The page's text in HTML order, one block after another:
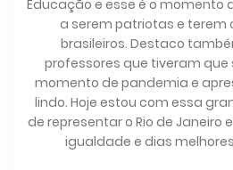
Educação e esse é o momento
a serem patriotas e terem
brasileiros. Destaco
professores que tiveram que
momento de pandemia e
lindo. Hoje estou com essa
de representar o Rio de Janeiro
igualdade e dias